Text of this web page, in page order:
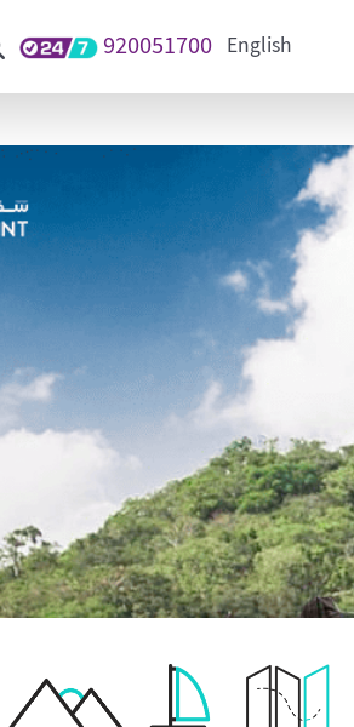
English
920051700